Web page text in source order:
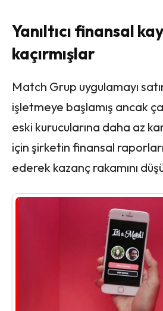
Yanıltıcı finansal
kaçırmışlar
Match Grup uygulamayı
işletmeye başlamış ancak
eski kurucularına daha az
için şirketin finansal
ederek kazanç rakamını